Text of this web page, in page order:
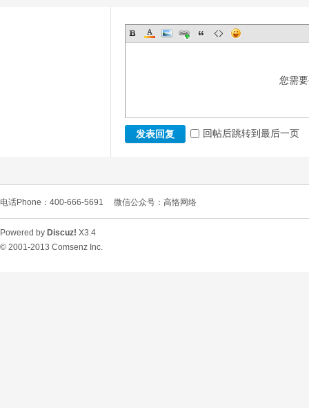
您需
发表回复 回帖后跳转到最后一页
电话Phone：400-666-5691 微信公众号：高恪网络
Powered by Discuz! X3.4
© 2001-2013 Comsenz Inc.